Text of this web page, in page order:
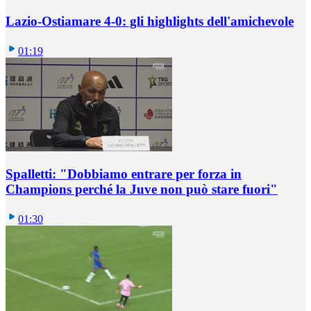
Lazio-Ostiamare 4-0: gli highlights dell'amichevole
01:19
Spalletti: "Dobbiamo entrare per forza in
Champions perché la Juve non può stare fuori"
01:30